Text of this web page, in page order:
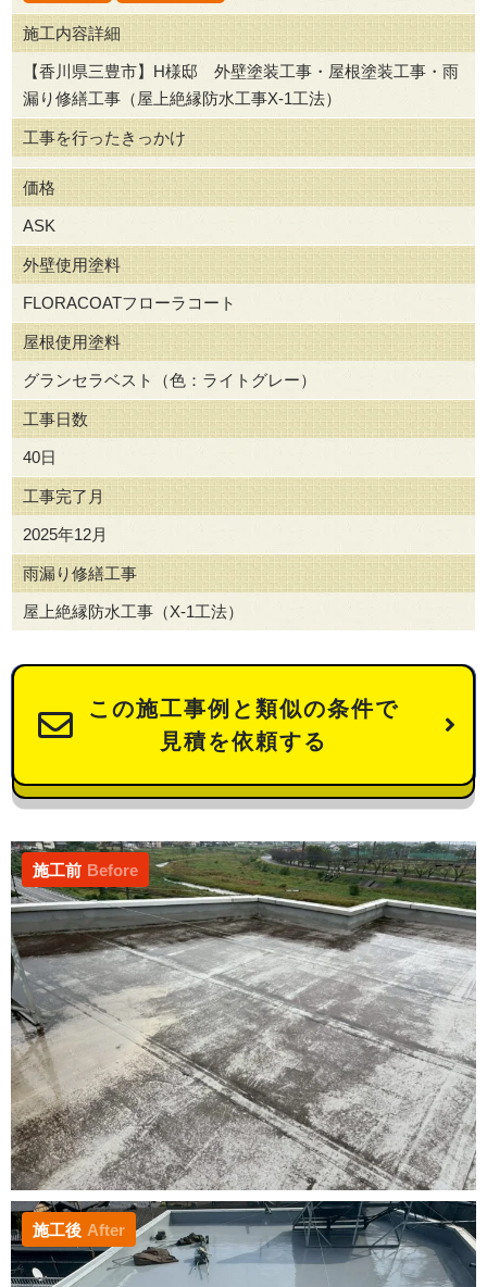
施工内容詳細
【香川県三豊市】H様邸 外壁塗装工事・屋根塗装工事・雨
漏り修繕工事（屋上絶縁防水工事X-1工法）
工事を行ったきっかけ
価格
ASK
外壁使用塗料
FLORACOATフローラコート
屋根使用塗料
グランセラベスト（色：ライトグレー）
工事日数
40日
工事完了月
2025年12月
雨漏り修繕工事
屋上絶縁防水工事（X-1工法）
この施工事例と類似の条件で
見積を依頼する
施工前 Before
施工後 After